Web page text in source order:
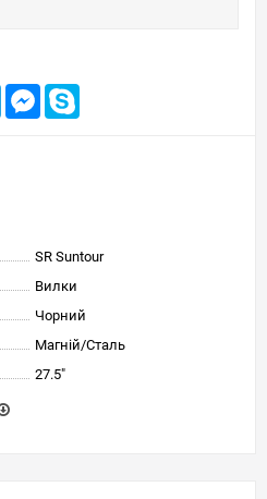
TelegramMessenger
SR Suntour
Вилки
Чорний
Магній/Сталь
27.5"